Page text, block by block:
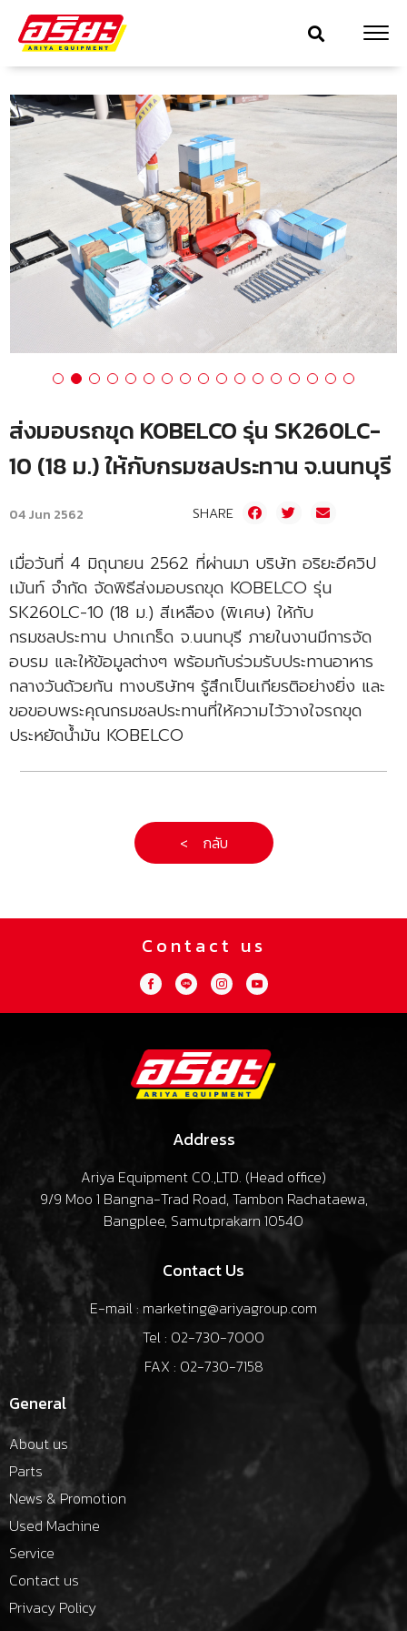
ส่งมอบรถขุด KOBELCO รุ่น SK260LC-
10 (18 ม.) ให้กับกรมชลประทาน จ.นนทบุรี
04 Jun 2562 SHARE
เมื่อวันที่ 4 มิถุนายน 2562 ที่ผ่านมา บริษัท อริยะอีควิป
เม้นท์ จำกัด จัดพิธีส่งมอบรถขุด KOBELCO รุ่น
SK260LC-10 (18 ม.) สีเหลือง (พิเศษ) ให้กับ
กรมชลประทาน ปากเกร็ด จ.นนทบุรี ภายในงานมีการจัด
อบรม และให้ข้อมูลต่างๆ พร้อมกับร่วมรับประทานอาหาร
กลางวันด้วยกัน ทางบริษัทฯ รู้สึกเป็นเกียรติอย่างยิ่ง และ
ขอขอบพระคุณกรมชลประทานที่ให้ความไว้วางใจรถขุด
ประหยัดน้ำมัน KOBELCO
< กลับ
Contact us
Address
Ariya Equipment CO.,LTD. (Head office)
9/9 Moo 1 Bangna-Trad Road, Tambon Rachataewa,
Bangplee, Samutprakarn 10540
Contact Us
E-mail : marketing@ariyagroup.com
Tel : 02-730-7000
FAX : 02-730-7158
General
About us
Parts
News & Promotion
Used Machine
Service
Contact us
Privacy Policy